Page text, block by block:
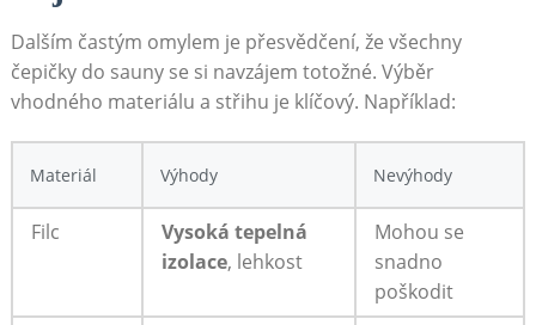
Dalším častým omylem je přesvědčení, že všechny
čepičky do sauny se si navzájem totožné. Výběr
vhodného materiálu a střihu je klíčový. Například:
Materiál Výhody Nevýhody
Filc
Vysoká tepelná
izolace, lehkost
Mohou se
snadno
poškodit